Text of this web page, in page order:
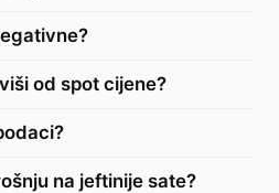
od spot cijene?
na jeftinije sate?